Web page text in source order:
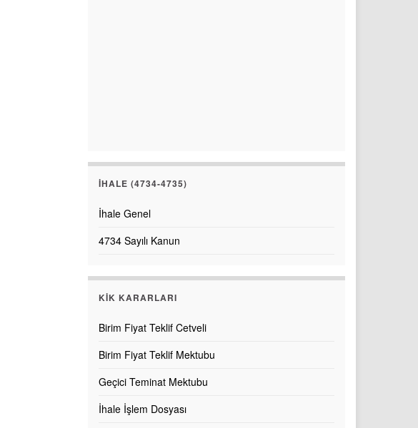
İHALE (4734-4735)
İhale Genel
4734 Sayılı Kanun
KİK KARARLARI
Birim Fiyat Teklif Cetveli
Birim Fiyat Teklif Mektubu
Geçici Teminat Mektubu
İhale İşlem Dosyası